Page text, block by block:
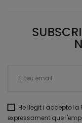
He llegit i accepto la
expressament que